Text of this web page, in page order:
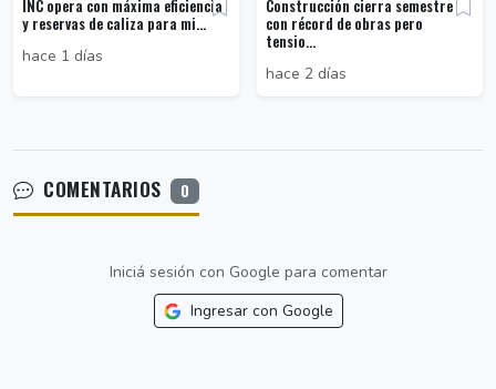
INC opera con máxima eficiencia
y reservas de caliza para mi...
hace 1 días
Construcción cierra semestre
con récord de obras pero
tensio...
hace 2 días
COMENTARIOS 0
Iniciá sesión con Google para comentar
Ingresar con Google